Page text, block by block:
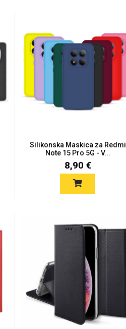
Silikonska Maskica za Redmi
Note 15 Pro 5G - V...
8,90 €